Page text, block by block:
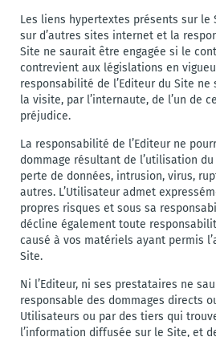
Les liens hypertextes présents sur le
sur d’autres sites internet et la
Site ne saurait être engagée si le
contrevient aux législations en
responsabilité de l’Editeur du Site
la visite, par l’internaute, de l’un de
préjudice.
La responsabilité de l’Editeur ne
dommage résultant de l’utilisation
perte de données, intrusion, virus,
autres. L’Utilisateur admet
propres risques et sous sa
décline également toute
causé à vos matériels ayant permis
Site.
Ni l’Editeur, ni ses prestataires ne
responsable des dommages directs
Utilisateurs ou par des tiers qui
l’information diffusée sur le Site, et